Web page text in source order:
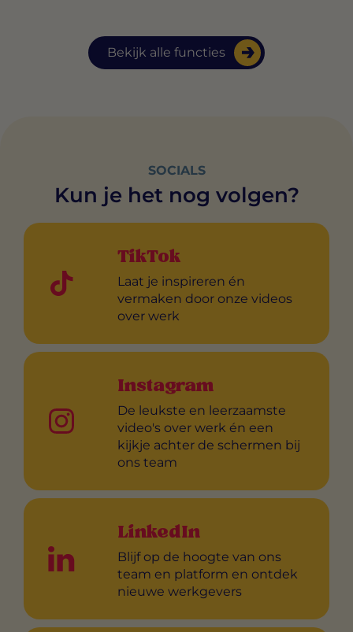
Bekijk alle functies
SOCIALS
Kun je het nog volgen?
TikTok
Laat je inspireren én
vermaken door onze videos
over werk
Instagram
De leukste en leerzaamste
video's over werk én een
kijkje achter de schermen bij
ons team
LinkedIn
Blijf op de hoogte van ons
team en platform en ontdek
nieuwe werkgevers